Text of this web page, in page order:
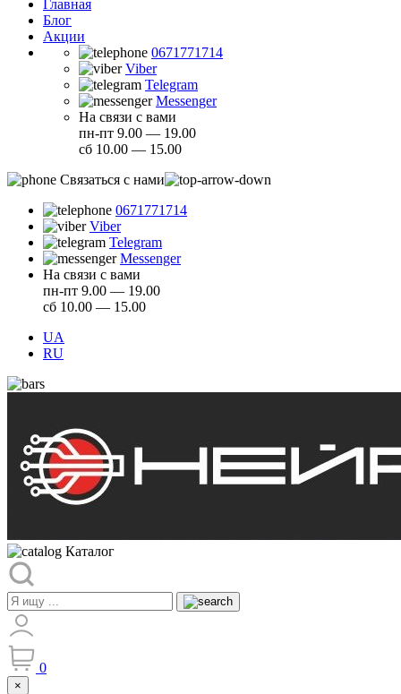
Главная
Блог
Акции
0671771714
Viber
Telegram
Messenger
На связи с вами
пн-пт 9.00 — 19.00
сб 10.00 — 15.00
Связаться с нами
0671771714
Viber
Telegram
Messenger
На связи с вами
пн-пт 9.00 — 19.00
сб 10.00 — 15.00
UA
RU
Каталог
0
×